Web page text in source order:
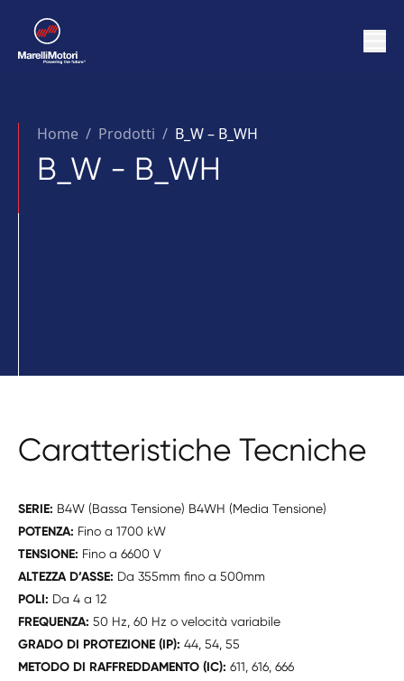
Home / Prodotti / B_W – B_WH
B_W - B_WH
Caratteristiche Tecniche
SERIE: B4W (Bassa Tensione) B4WH (Media Tensione)
POTENZA: Fino a 1700 kW
TENSIONE: Fino a 6600 V
ALTEZZA D’ASSE: Da 355mm fino a 500mm
POLI: Da 4 a 12
FREQUENZA: 50 Hz, 60 Hz o velocità variabile
GRADO DI PROTEZIONE (IP): 44, 54, 55
METODO DI RAFFREDDAMENTO (IC): 611, 616, 666